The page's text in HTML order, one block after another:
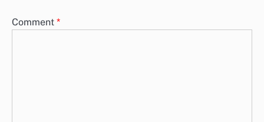
Comment *